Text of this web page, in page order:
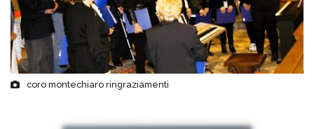
coro montechiaro ringraziamenti